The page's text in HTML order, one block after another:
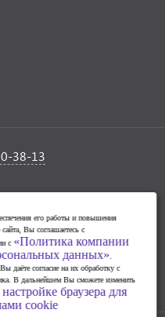
38-13
данных
для прекращения
его работы и повышения
Вы соглашаетесь с
с «Политика компании
данных»
согласие на их обработку с
В дальнейшем Вы сможете изменить
браузера для
cookie